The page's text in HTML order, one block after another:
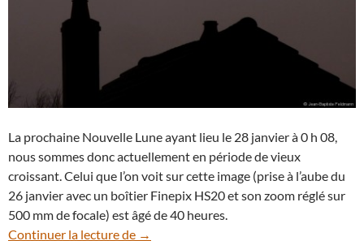
La prochaine Nouvelle Lune ayant lieu le 28 janvier à 0 h 08,
nous sommes donc actuellement en période de vieux
croissant. Celui que l’on voit sur cette image (prise à l’aube du
26 janvier avec un boîtier Finepix HS20 et son zoom réglé sur
500 mm de focale) est âgé de 40 heures.
Continuer la lecture de Un vieux croissant 40 heures avant la
→